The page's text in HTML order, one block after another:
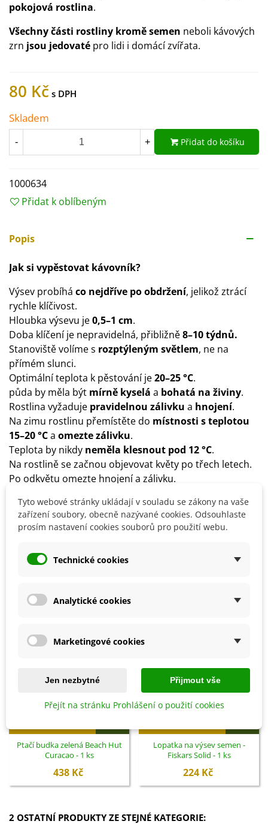
pokojová rostlina.
Všechny části rostliny kromě semen neboli kávových
zrn jsou jedovaté pro lidi i domácí zvířata.
80 Kč
Skladem
- + Přidat do košíku
1000634
Přidat k oblíbeným
Popis
Jak si vypěstovat kávovník?
Výsev probíhá co nejdříve po obdržení, jelikož ztrácí
rychle klíčivost.
Hloubka výsevu je0,5–1 cm.
Doba klíčení je nepravidelná, přibližně8–10 týdnů.
Stanoviště volíme s rozptýleným světlem, ne na
přímém slunci.
Optimální teplota k pěstování je20–25 °C.
půda by měla být mírně kyselá a bohatá na živiny.
Rostlina vyžaduje pravidelnou zálivku a hnojení.
Na zimu rostlinu přemístěte do místnosti s teplotou
15–20 °Ca omezte zálivku.
Teplota by nikdy neměla klesnout pod 12 °C.
Na rostlině se začnou objevovat květy po třech letech.
Po odkvětu omezte hnojení a zálivku.
Detaily produktu
SOUVISEJÍCÍ PRODUKTY
Ptačí budka zelená Beach Hut
Curacao - 1 ks
438 Kč
Lopatka na výsev semen -
Fiskars Solid - 1 ks
224 Kč
2 OSTATNÍ PRODUKTY ZE STEJNÉ KATEGORIE:
Tyto webové stránky ukládají v souladu se zákony na vaše
zařízení soubory, obecně nazývané cookies. Odsouhlaste
prosím nastavení cookies souborů pro použití webu.
Technické cookies
Analytické cookies
Marketingové cookies
Jen nezbytné Přijmout vše
Přejít na stránku Prohlášení o použití cookies